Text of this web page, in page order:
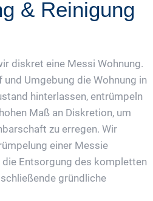
& Reinigung
diskret eine Messi Wohnung.
Umgebung die Wohnung in
hinterlassen, entrümpeln
Maß an Diskretion, um
zu erregen. Wir
einer Messie
Entsorgung des kompletten
gründliche